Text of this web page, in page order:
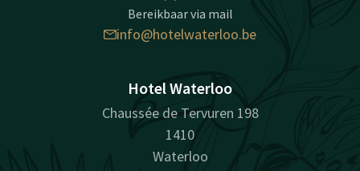
Bereikbaar via mail
info@hotelwaterloo.be
Hotel Waterloo
Chaussée de Tervuren 198
1410
Waterloo